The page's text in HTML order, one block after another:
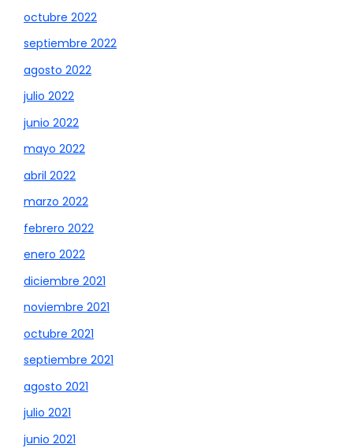
octubre 2022
septiembre 2022
agosto 2022
julio 2022
junio 2022
mayo 2022
abril 2022
marzo 2022
febrero 2022
enero 2022
diciembre 2021
noviembre 2021
octubre 2021
septiembre 2021
agosto 2021
julio 2021
junio 2021